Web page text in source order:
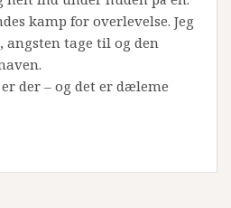
kamp for overlevelse. Jeg
tage til og den
der – og det er dæleme